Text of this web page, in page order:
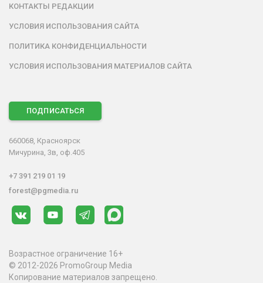
КОНТАКТЫ РЕДАКЦИИ
УСЛОВИЯ ИСПОЛЬЗОВАНИЯ САЙТА
ПОЛИТИКА КОНФИДЕНЦИАЛЬНОСТИ
УСЛОВИЯ ИСПОЛЬЗОВАНИЯ МАТЕРИАЛОВ САЙТА
ПОДПИСАТЬСЯ
660068, Красноярск
Мичурина, 3в, оф.405
+7 391 219 01 19
forest@pgmedia.ru
Возрастное ограничение 16+
© 2012-2026 PromoGroup Media
Копирование материалов запрещено.